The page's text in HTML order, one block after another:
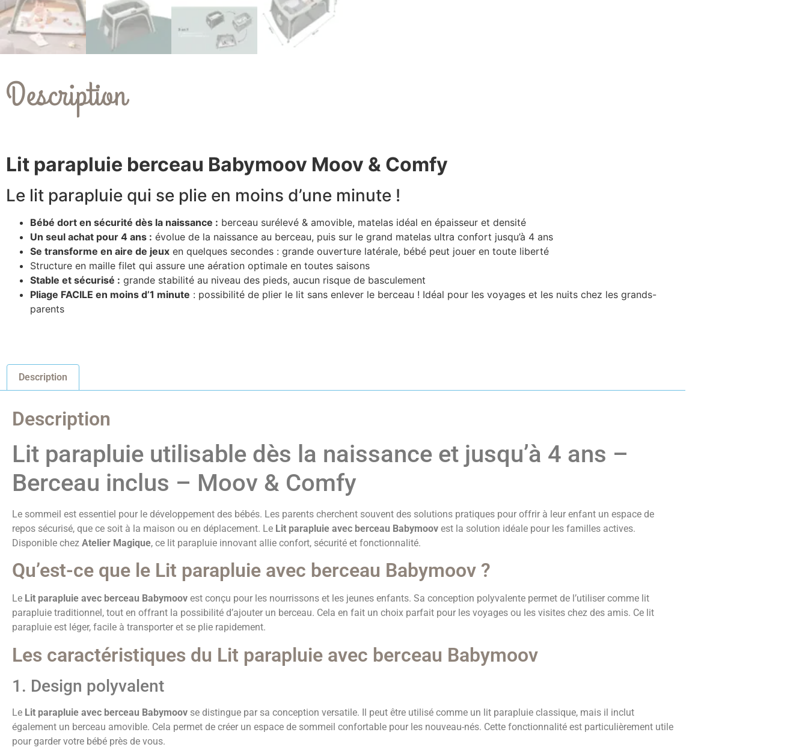
Description
Lit parapluie berceau Babymoov Moov & Comfy
Le lit parapluie qui se plie en moins d’une minute !
Bébé dort en sécurité dès la naissance : berceau surélevé & amovible, matelas idéal en épaisseur et densité
Un seul achat pour 4 ans : évolue de la naissance au berceau, puis sur le grand matelas ultra confort jusqu’à 4 ans
Se transforme en aire de jeux en quelques secondes : grande ouverture latérale, bébé peut jouer en toute liberté
Structure en maille filet qui assure une aération optimale en toutes saisons
Stable et sécurisé : grande stabilité au niveau des pieds, aucun risque de basculement
Pliage FACILE en moins d’1 minute : possibilité de plier le lit sans enlever le berceau ! Idéal pour les voyages et les nuits chez les grands-
parents
Description
Description
Lit parapluie utilisable dès la naissance et jusqu’à 4 ans –
Berceau inclus – Moov & Comfy
Le sommeil est essentiel pour le développement des bébés. Les parents cherchent souvent des solutions pratiques pour offrir à leur enfant un espace de
repos sécurisé, que ce soit à la maison ou en déplacement. Le Lit parapluie avec berceau Babymoov est la solution idéale pour les familles actives.
Disponible chez Atelier Magique, ce lit parapluie innovant allie confort, sécurité et fonctionnalité.
Qu’est-ce que le Lit parapluie avec berceau Babymoov ?
Le Lit parapluie avec berceau Babymoov est conçu pour les nourrissons et les jeunes enfants. Sa conception polyvalente permet de l’utiliser comme lit
parapluie traditionnel, tout en offrant la possibilité d’ajouter un berceau. Cela en fait un choix parfait pour les voyages ou les visites chez des amis. Ce lit
parapluie est léger, facile à transporter et se plie rapidement.
Les caractéristiques du Lit parapluie avec berceau Babymoov
1. Design polyvalent
Le Lit parapluie avec berceau Babymoov se distingue par sa conception versatile. Il peut être utilisé comme un lit parapluie classique, mais il inclut
également un berceau amovible. Cela permet de créer un espace de sommeil confortable pour les nouveau-nés. Cette fonctionnalité est particulièrement utile
pour garder votre bébé près de vous.